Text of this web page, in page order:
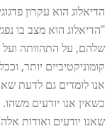
הדיאלוג הוא עקרון
"הדיאלוג הוא מצב בו
שלהם, על התהוותה ועל
קומוניקטיביים יותר,
אנו לומדים גם לדעת
כשאין אנו יודעים
שאנו יודעים ואודות